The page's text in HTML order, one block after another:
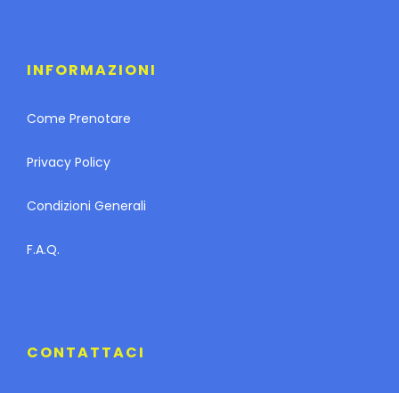
INFORMAZIONI
Come Prenotare
Privacy Policy
Condizioni Generali
F.A.Q.
CONTATTACI